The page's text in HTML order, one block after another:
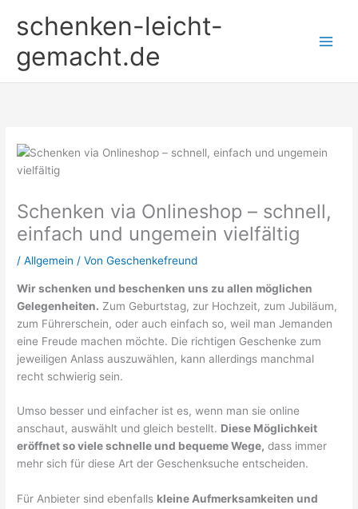
Inhaltschenken-leicht-
gemacht.de
Schenken via Onlineshop – schnell,
einfach und ungemein vielfältig
/Allgemein / VonGeschenkefreund
Wir schenken und beschenken uns zu allen möglichen
Gelegenheiten. Zum Geburtstag, zur Hochzeit, zum Jubiläum,
zum Führerschein, oder auch einfach so, weil man Jemanden
eine Freude machen möchte. Die richtigen Geschenke zum
jeweiligen Anlass auszuwählen, kann allerdings manchmal
recht schwierig sein.
Umso besser und einfacher ist es, wenn man sie online
anschaut, auswählt und gleich bestellt. Diese Möglichkeit
eröffnet so viele schnelle und bequeme Wege, dass immer
mehr sich für diese Art der Geschenksuche entscheiden.
Für Anbieter sind ebenfalls kleine Aufmerksamkeiten und